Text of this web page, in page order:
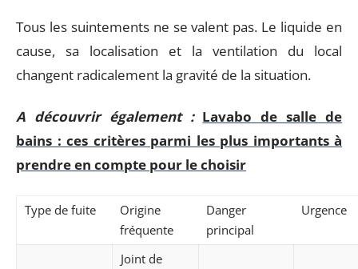
Tous les suintements ne se valent pas. Le liquide en
cause, sa localisation et la ventilation du local
changent radicalement la gravité de la situation.
A découvrir également : Lavabo de salle de
bains : ces critères parmi les plus importants à
prendre en compte pour le choisir
Type de fuite
Origine
fréquente
Danger
principal
Urgence
Joint de